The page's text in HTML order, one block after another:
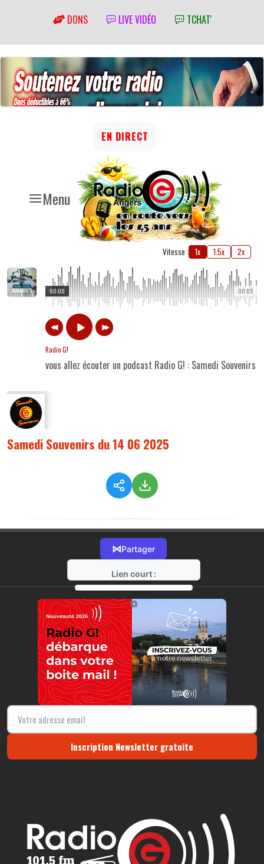
DONS LIVE VIDÉO TCHAT'
Menu
EN DIRECT
Vitesse : 1x 1.5x 2x
00:05
00:00
Radio G!
vous allez écouter un podcast Radio G! : Samedi Souvenirs
Samedi Souvenirs du 14 06 2025
⋈Partager
Lien court :
https://radio-g.fr?17940
⧉
Inscription Newsletter gratuite